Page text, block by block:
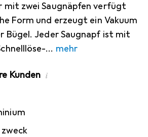
mit zwei Saugnäpfen verfügt
Form und erzeugt ein Vakuum
Bügel. Jeder Saugnapf ist mit
mehr
Kunden i